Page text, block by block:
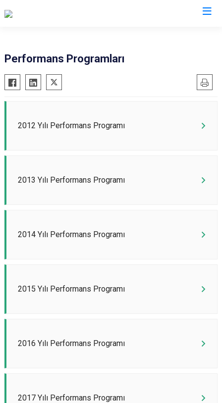
Performans Programları
2012 Yılı Performans Programı
2013 Yılı Performans Programı
2014 Yılı Performans Programı
2015 Yılı Performans Programı
2016 Yılı Performans Programı
2017 Yılı Performans Programı